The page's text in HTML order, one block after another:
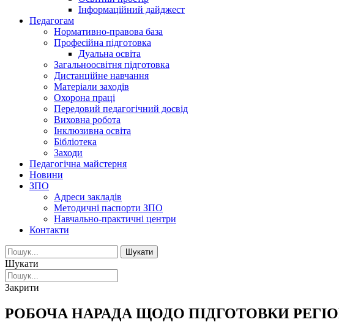
Інформаційний дайджест
Педагогам
Нормативно-правова база
Професійна підготовка
Дуальна освіта
Загальноосвітня підготовка
Дистанційне навчання
Матеріали заходів
Охорона праці
Передовий педагогічний досвід
Виховна робота
Інклюзивна освіта
Бібліотека
Заходи
Педагогічна майстерня
Новини
ЗПО
Адреси закладів
Методичні паспорти ЗПО
Навчально-практичні центри
Контакти
Шукати
Шукати
Закрити
РОБОЧА НАРАДА ЩОДО ПІДГОТОВКИ